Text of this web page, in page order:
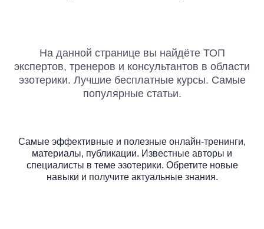
На данной странице вы найдёте ТОП
экспертов, тренеров и консультантов в области
эзотерики. Лучшие бесплатные курсы. Самые
популярные статьи.
Самые эффективные и полезные онлайн-тренинги,
материалы, публикации. Известные авторы и
специалисты в теме эзотерики. Обретите новые
навыки и получите актуальные знания.